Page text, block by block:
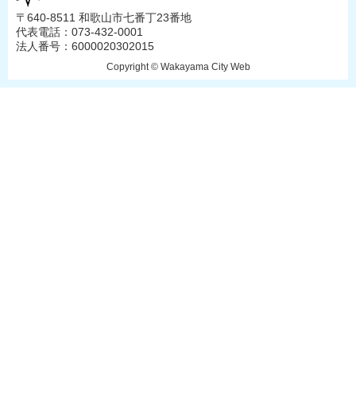
〒640-8511 和歌山市七番丁23番地
代表電話：073-432-0001
法人番号：6000020302015
Copyright © Wakayama City Web